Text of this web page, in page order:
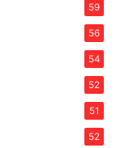
59
56
54
52
51
52